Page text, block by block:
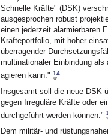
Schnelle Kräfte" (DSK)
ausgesprochen robust
einen jederzeit alarmierbaren
Kräfteportfolio, mit hoher
überragender
multinationaler Einbindung
agieren kann." 14
Insgesamt soll die neue DSK
gegen Irreguläre Kräfte oder
durchgeführt werden können."
Dem militär- und